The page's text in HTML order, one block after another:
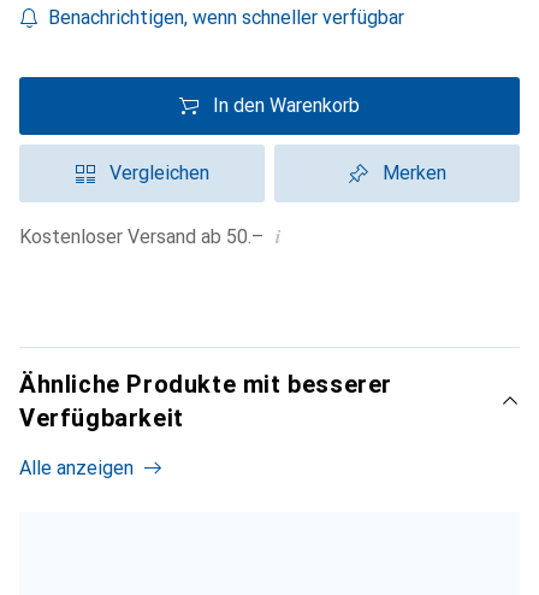
Benachrichtigen, wenn schneller verfügbar
In den Warenkorb
Vergleichen Merken
Kostenloser Versand ab 50.– i
Ähnliche Produkte mit besserer
Verfügbarkeit
Alle anzeigen